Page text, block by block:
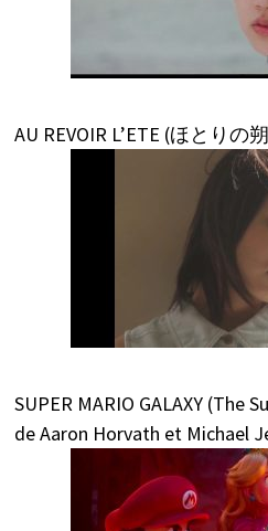
AU REVOIR L’ETE (ほとりの
SUPER MARIO GALAXY (The
de Aaron Horvath et Michael